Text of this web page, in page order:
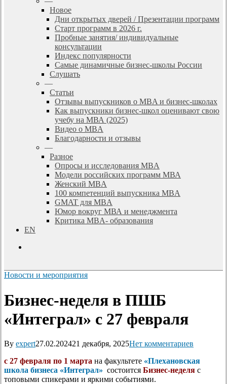
Новое
Дни открытых дверей / Презентации программ
Старт программ в 2026 г.
Пробные занятия/ индивидуальные
консультации
Индекс популярности
Самые динамичные бизнес-школы России
Слушать
—
Статьи
Отзывы выпускников о MBA и бизнес-школах
Как выпускники бизнес-школ оценивают свою
учебу на МВА (2025)
Видео о MBA
Благодарности и отзывы
—
Разное
Опросы и исследования MBA
Модели российских программ МВА
Женский MBA
100 компетенций выпускника MBA
GMAT для MBA
Юмор вокруг МВА и менеджмента
Критика MBA- образования
EN
Новости и мероприятия
Бизнес-неделя в ПШБ
«Интеграл» с 27 февраля
By expert27.02.202421 декабря, 2025Нет комментариев
c 27 февраля по 1 марта на факультете «Плехановская
школа бизнеса «Интеграл» состоится Бизнес-неделя с
топовыми спикерами и яркими событиями.